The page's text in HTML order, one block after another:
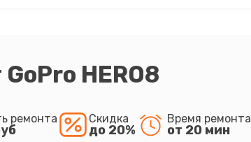
HERO8
ремонта Скидка
до 20%
Время ремонта
от 20 мин